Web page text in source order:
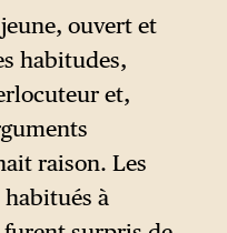
fut en fait
et non une
ouvert et
habitudes,
et,
raison. Les
à